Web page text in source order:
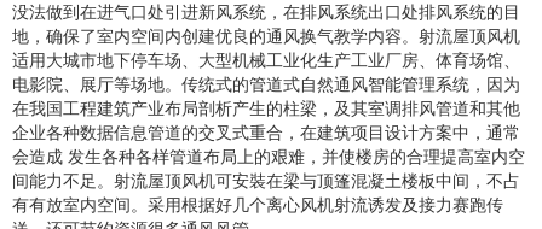
没法做到在进气口处引进新风系统，在排风系统出口处排风系统的目
地，确保了室内空间内创建优良的通风换气教学内容。射流屋顶风机
适用大城市地下停车场、大型机械工业化生产工业厂房、体育场馆、
电影院、展厅等场地。传统式的管道式自然通风智能管理系统，因为
在我国工程建筑产业布局剖析产生的柱梁，及其室调排风管道和其他
企业各种数据信息管道的交叉式重合，在建筑项目设计方案中，通常
会造成 发生各种各样管道布局上的艰难，并使楼房的合理提高室内空
间能力不足。射流屋顶风机可安裝在梁与顶篷混凝土楼板中间，不占
有有放室内空间。采用根据好几个离心风机射流诱发及接力赛跑传